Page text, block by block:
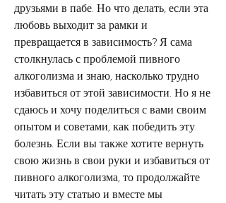
друзьями в пабе. Но что делать, если эта
любовь выходит за рамки и
превращается в зависимость? Я сама
столкнулась с проблемой пивного
алкоголизма и знаю, насколько трудно
избавиться от этой зависимости. Но я не
сдаюсь и хочу поделиться с вами своим
опытом и советами, как победить эту
болезнь. Если вы также хотите вернуть
свою жизнь в свои руки и избавиться от
пивного алкоголизма, то продолжайте
читать эту статью и вместе мы